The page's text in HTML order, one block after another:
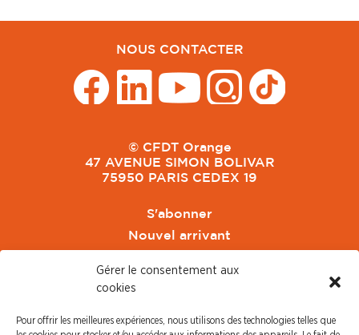
Gérer le consentement aux
cookies
Pour offrir les meilleures expériences, nous utilisons des technologies telles que
NOUS CONTACTER
© CFDT Orange
47 AVENUE SIMON BOLIVAR
75950 PARIS CEDEX 19
S'abonner
Nouvel arrivant
CFDT Cadres